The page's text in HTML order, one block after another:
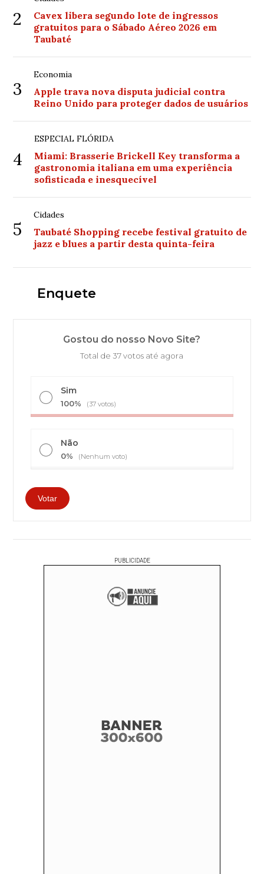
2
Cavex libera segundo lote de ingressos
gratuitos para o Sábado Aéreo 2026 em
Taubaté
3
Economia
Apple trava nova disputa judicial contra
Reino Unido para proteger dados de usuários
4
ESPECIAL FLÓRIDA
Miami: Brasserie Brickell Key transforma a
gastronomia italiana em uma experiência
sofisticada e inesquecível
5
Cidades
Taubaté Shopping recebe festival gratuito de
jazz e blues a partir desta quinta-feira
Enquete
Gostou do nosso Novo Site?
Total de 37 votos até agora
Sim
100% (37 votos)
Não
0% (Nenhum voto)
PUBLICIDADE